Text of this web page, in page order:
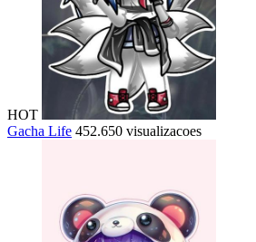
HOT
Gacha Life 452.650 visualizacoes